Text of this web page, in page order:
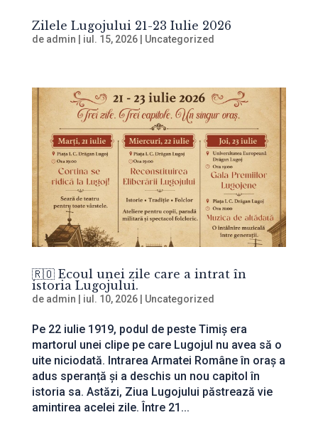
Zilele Lugojului 21-23 Iulie 2026
de admin iul. 15, 2026| Uncategorized
🇷🇴 Ecoul unei zile care a intrat în
istoria Lugojului.
de admin iul. 10, 2026| Uncategorized
Pe 22 iulie 1919, podul de peste Timiș era
martorul unei clipe pe care Lugojul nu avea să o
uite niciodată. Intrarea Armatei Române în oraș a
adus speranță și a deschis un nou capitol în
istoria sa. Astăzi, Ziua Lugojului păstrează vie
amintirea acelei zile. Între 21...